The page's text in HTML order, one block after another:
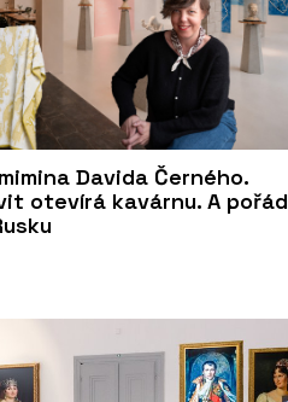
Davida Černého.
otevírá kavárnu. A pořád